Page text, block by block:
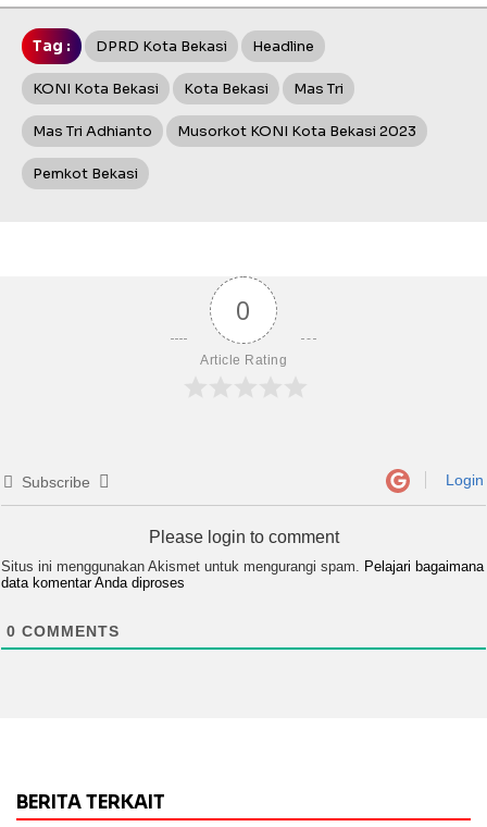
Tag : DPRD Kota Bekasi Headline
KONI Kota Bekasi Kota Bekasi Mas Tri
Mas Tri Adhianto Musorkot KONI Kota Bekasi 2023
Pemkot Bekasi
0
Article Rating
Subscribe Login
Please login to comment
Situs ini menggunakan Akismet untuk mengurangi spam.
Pelajari bagaimana
data komentar Anda diproses
0 COMMENTS
BERITA TERKAIT